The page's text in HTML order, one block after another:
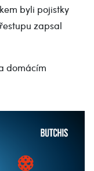
byli pojistky
zapsal
domácím